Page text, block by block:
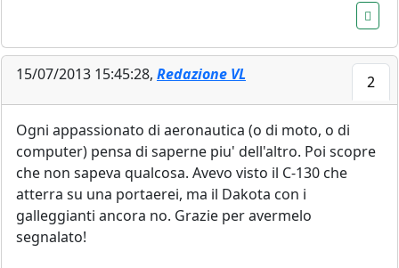
15/07/2013 15:45:28, Redazione VL 2
Ogni appassionato di aeronautica (o di moto, o di
computer) pensa di saperne piu' dell'altro. Poi scopre
che non sapeva qualcosa. Avevo visto il C-130 che
atterra su una portaerei, ma il Dakota con i
galleggianti ancora no. Grazie per avermelo
segnalato!